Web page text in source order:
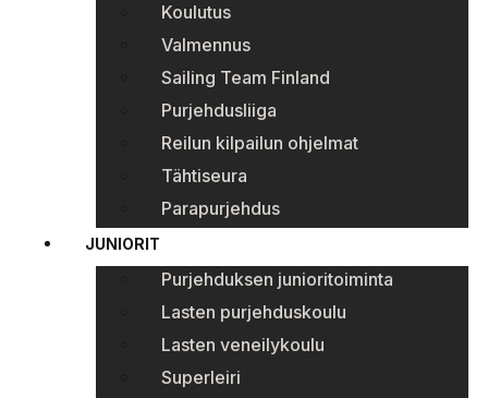
Koulutus
Valmennus
Sailing Team Finland
Purjehdusliiga
Reilun kilpailun ohjelmat
Tähtiseura
Parapurjehdus
JUNIORIT
Purjehduksen junioritoiminta
Lasten purjehduskoulu
Lasten veneilykoulu
Superleiri